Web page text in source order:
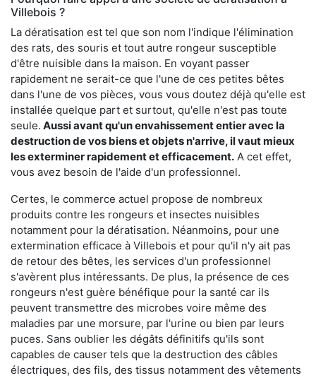
Villebois ?
La dératisation est tel que son nom l'indique l'élimination
des rats, des souris et tout autre rongeur susceptible
d'être nuisible dans la maison. En voyant passer
rapidement ne serait-ce que l'une de ces petites bêtes
dans l'une de vos pièces, vous vous doutez déjà qu'elle est
installée quelque part et surtout, qu'elle n'est pas toute
seule. Aussi avant qu'un envahissement entier avec la
destruction de vos biens et objets n'arrive, il vaut mieux
les exterminer rapidement et efficacement. A cet effet,
vous avez besoin de l'aide d'un professionnel.
Certes, le commerce actuel propose de nombreux
produits contre les rongeurs et insectes nuisibles
notamment pour la dératisation. Néanmoins, pour une
extermination efficace à Villebois et pour qu'il n'y ait pas
de retour des bêtes, les services d'un professionnel
s'avèrent plus intéressants. De plus, la présence de ces
rongeurs n'est guère bénéfique pour la santé car ils
peuvent transmettre des microbes voire même des
maladies par une morsure, par l'urine ou bien par leurs
puces. Sans oublier les dégâts définitifs qu'ils sont
capables de causer tels que la destruction des câbles
électriques, des fils, des tissus notamment des vêtements